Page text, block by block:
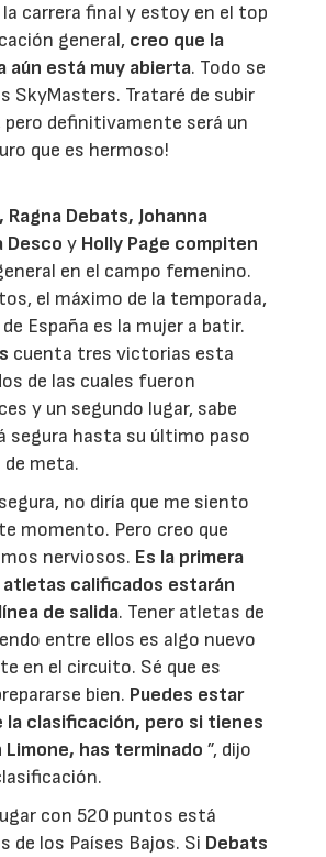
carrera final y estoy en el top
general, creo que la
aún está muy abierta. Todo se
SkyMasters. Trataré de subir
pero definitivamente será un
que es hermoso!
Ragna Debats, Johanna
Desco y Holly Page compiten
en el campo femenino.
el máximo de la temporada,
de España es la mujer a batir.
cuenta tres victorias esta
de las cuales fueron
y un segundo lugar, sabe
segura hasta su último paso
de meta.
no diría que me siento
momento. Pero creo que
nerviosos. Es la primera
atletas calificados estarán
de salida. Tener atletas de
entre ellos es algo nuevo
en el circuito. Sé que es
bien. Puedes estar
la clasificación, pero si tienes
Limone, has terminado”, dijo
con 520 puntos está
de los Países Bajos. Si Debats